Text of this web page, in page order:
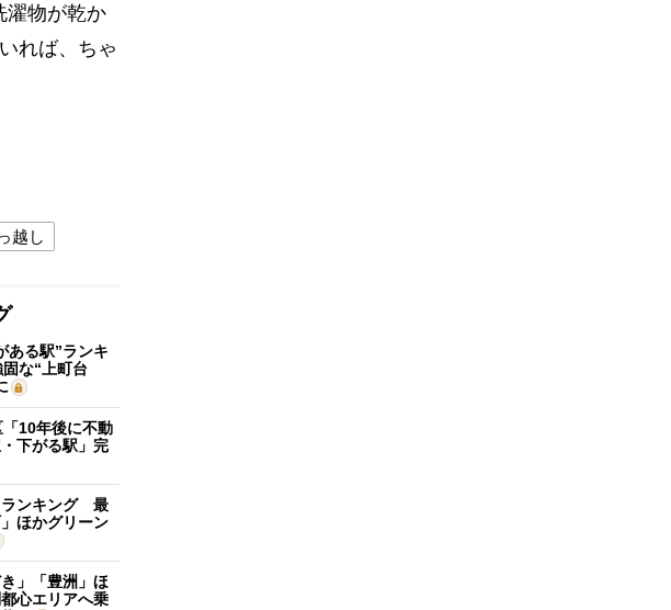
濯物が乾か
れば、ちゃ
越し
ある駅”ランキ
な“上町台
「10年後に不動
下がる駅」完
ランキング 最
」ほかグリーン
」「豊洲」ほ
心エリアへ乗